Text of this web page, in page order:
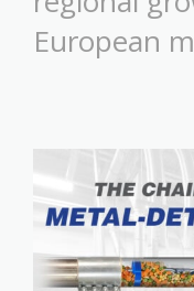
European